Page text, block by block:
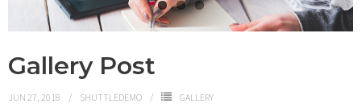
Gallery Post
JUN 27, 2018 SHUTTLEDEMO GALLERY